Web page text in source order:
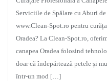
Serviciile de Spălare cu Aburi
www.Clean-Spot.ro pentru
Oradea? La Clean-Spot.ro,
canapea Oradea folosind
doar că îndepărtează petele și
într-un mod […]